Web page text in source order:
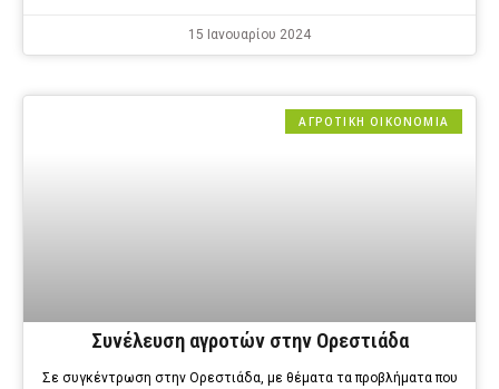
15 Ιανουαρίου 2024
ΑΓΡΟΤΙΚΗ ΟΙΚΟΝΟΜΙΑ
Συνέλευση αγροτών στην Ορεστιάδα
Σε συγκέντρωση στην Ορεστιάδα, με θέματα τα προβλήματα που